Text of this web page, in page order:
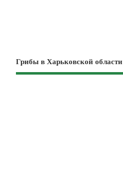
Грибы в Харьковской области